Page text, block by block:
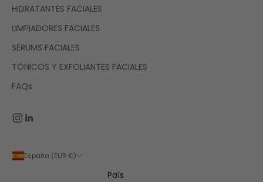
HIDRATANTES FACIALES
LIMPIADORES FACIALES
SÉRUMS FACIALES
TÓNICOS Y EXFOLIANTES FACIALES
FAQs
España (EUR €)
País